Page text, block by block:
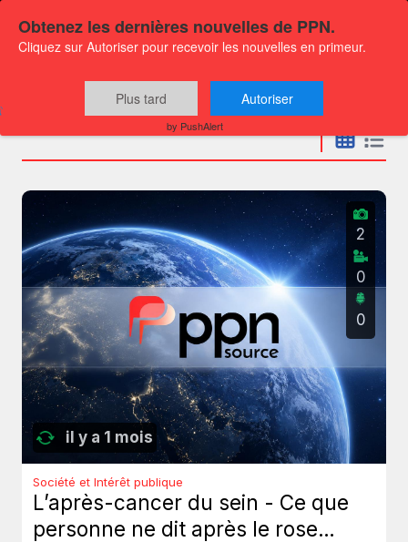
Communiqués
il y a 1 mois
2
0
0
Société et Intérêt publique
L’après-cancer du sein - Ce que
personne ne dit après le rose…
Obtenez les dernières nouvelles de PPN.
Cliquez sur Autoriser pour recevoir les nouvelles en primeur.
Plus tard Autoriser
by PushAlert